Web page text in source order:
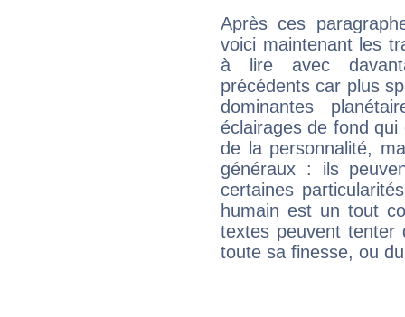
Après ces
voici maintenant les
à lire avec
précédents car plus
dominantes
éclairages de fond
de la personnalité,
généraux : ils
certaines
humain est un tout
textes peuvent tenter
toute sa finesse, ou